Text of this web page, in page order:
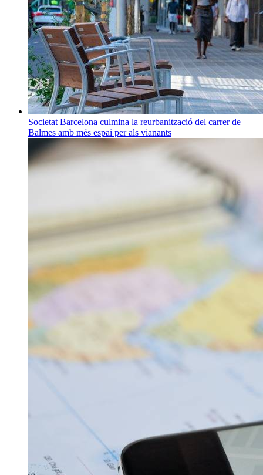
Societat Barcelona culmina la reurbanització del carrer de
Balmes amb més espai per als vianants